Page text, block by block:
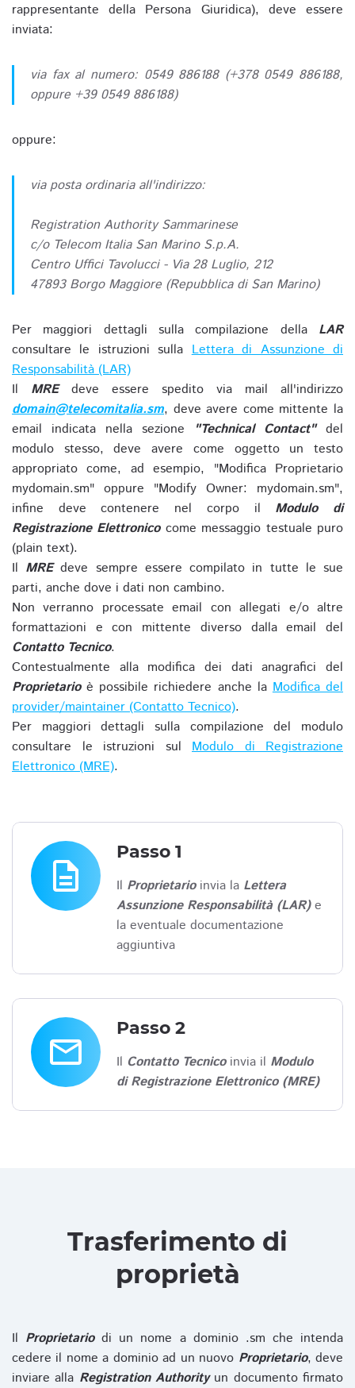
rappresentante della Persona Giuridica), deve essere
inviata:
via fax al numero: 0549 886188 (+378 0549 886188,
oppure +39 0549 886188)
oppure:
via posta ordinaria all'indirizzo:
Registration Authority Sammarinese
c/o Telecom Italia San Marino S.p.A.
Centro Uffici Tavolucci - Via 28 Luglio, 212
47893 Borgo Maggiore (Repubblica di San Marino)
Per maggiori dettagli sulla compilazione della LAR
consultare le istruzioni sullaLettera di Assunzione di
Responsabilità (LAR)
Il MREdeve essere spedito via mail all'indirizzo
domain@telecomitalia.sm, deve avere come mittente la
email indicata nella sezione
"Technical Contact"del
modulo stesso, deve avere come oggetto un testo
appropriato come, ad esempio, "Modifica Proprietario
mydomain.sm" oppure "Modify Owner: mydomain.sm",
infine deve contenere nel corpo il Modulo di
Registrazione Elettronicocome messaggio testuale puro
(plain text).
Il MREdeve sempre essere compilato in tutte le sue
parti, anche dove i dati non cambino.
Non verranno processate email con allegati e/o altre
formattazioni e con mittente diverso dalla email del
Contatto Tecnico.
Contestualmente alla modifica dei dati anagrafici del
Proprietarioè possibile richiedere anche laModifica del
provider/maintainer (Contatto Tecnico).
Per maggiori dettagli sulla compilazione del modulo
consultare le istruzioni sul Modulo di Registrazione
Elettronico (MRE).
description
Passo 1
Il Proprietarioinvia la Lettera
Assunzione Responsabilità (LAR)e
la eventuale documentazione
aggiuntiva
email
Passo 2
Il Contatto Tecnicoinvia il Modulo
di Registrazione Elettronico (MRE)
Trasferimento di
proprietà
Il Proprietariodi un nome a dominio .sm che intenda
cedere il nome a dominio ad un nuovo Proprietario, deve
inviare alla Registration Authorityun documento firmato